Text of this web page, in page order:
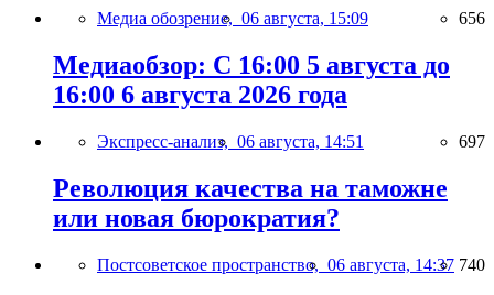
Медиа обозрение, 06 августа, 15:09 656
Медиаобзор: С 16:00 5 августа до
16:00 6 августа 2026 года
Экспресс-анализ, 06 августа, 14:51 697
Революция качества на таможне
или новая бюрократия?
Постсоветское пространство, 06 августа, 14:37 740